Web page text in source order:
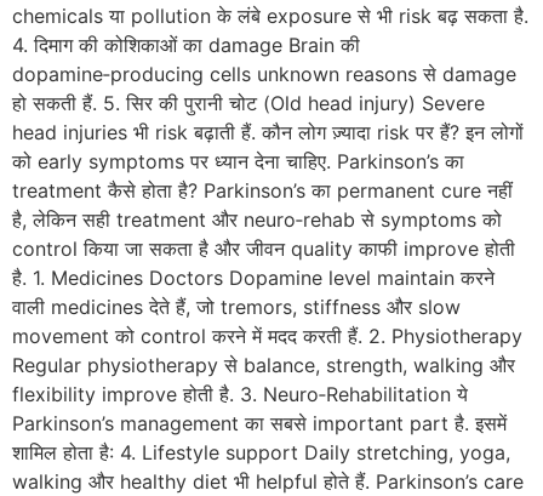
chemicals या pollution के लंबे exposure से भी risk बढ़ सकता है.
4. दिमाग की कोशिकाओं का damage Brain की
dopamine‑producing cells unknown reasons से damage
हो सकती हैं. 5. सिर की पुरानी चोट (Old head injury) Severe
head injuries भी risk बढ़ाती हैं. कौन लोग ज़्यादा risk पर हैं? इन लोगों
को early symptoms पर ध्यान देना चाहिए. Parkinson’s का
treatment कैसे होता है? Parkinson’s का permanent cure नहीं
है, लेकिन सही treatment और neuro‑rehab से symptoms को
control किया जा सकता है और जीवन quality काफी improve होती
है. 1. Medicines Doctors Dopamine level maintain करने
वाली medicines देते हैं, जो tremors, stiffness और slow
movement को control करने में मदद करती हैं. 2. Physiotherapy
Regular physiotherapy से balance, strength, walking और
flexibility improve होती है. 3. Neuro‑Rehabilitation ये
Parkinson’s management का सबसे important part है. इसमें
शामिल होता है: 4. Lifestyle support Daily stretching, yoga,
walking और healthy diet भी helpful होते हैं. Parkinson’s care